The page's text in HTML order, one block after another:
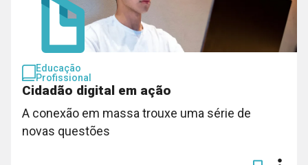
Educação
Profissional
Cidadão digital em ação
A conexão em massa trouxe uma série de
novas questões